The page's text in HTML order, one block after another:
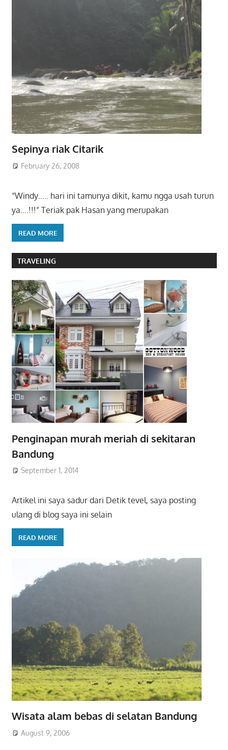
Sepinya riak Citarik
February 26, 2008
“Windy….. hari ini tamunya dikit, kamu ngga usah turun
ya….!!!” Teriak pak Hasan yang merupakan
READ MORE
TRAVELING
Penginapan murah meriah di sekitaran
Bandung
September 1, 2014
Artikel ini saya sadur dari Detik tevel, saya posting
ulang di blog saya ini selain
READ MORE
Wisata alam bebas di selatan Bandung
August 9, 2006